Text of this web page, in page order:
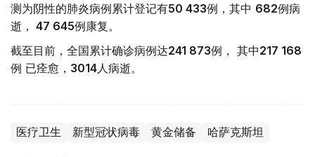
测为阴性的肺炎病例累计登记有50 433例，其中 682例病
逝， 47 645例康复。
截至目前，全国累计确诊病例达241 873例， 其中217 168
例 已痊愈， 3014人病逝。
医疗卫生 新型冠状病毒 黄金储备 哈萨克斯坦